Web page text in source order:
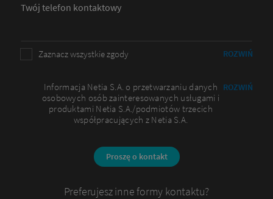
Twój telefon kontaktowy
Zaznacz wszystkie zgody ROZWIŃ
Informacja Netia S.A. o przetwarzaniu danych
osobowych osób zainteresowanych usługami i
produktami Netia S.A./podmiotów trzecich
współpracujących z Netia S.A.
ROZWIŃ
Proszę o kontakt
Preferujesz inne formy kontaktu?